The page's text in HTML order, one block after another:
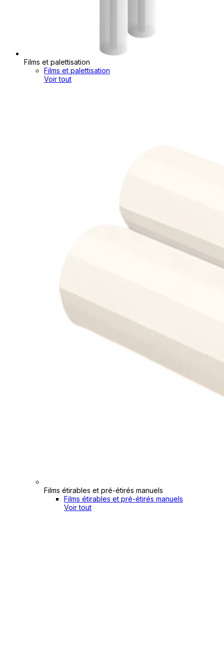
Films et palettisation
Films et palettisation
Voir tout
Films étirables et pré-étirés manuels
Films étirables et pré-étirés manuels
Voir tout